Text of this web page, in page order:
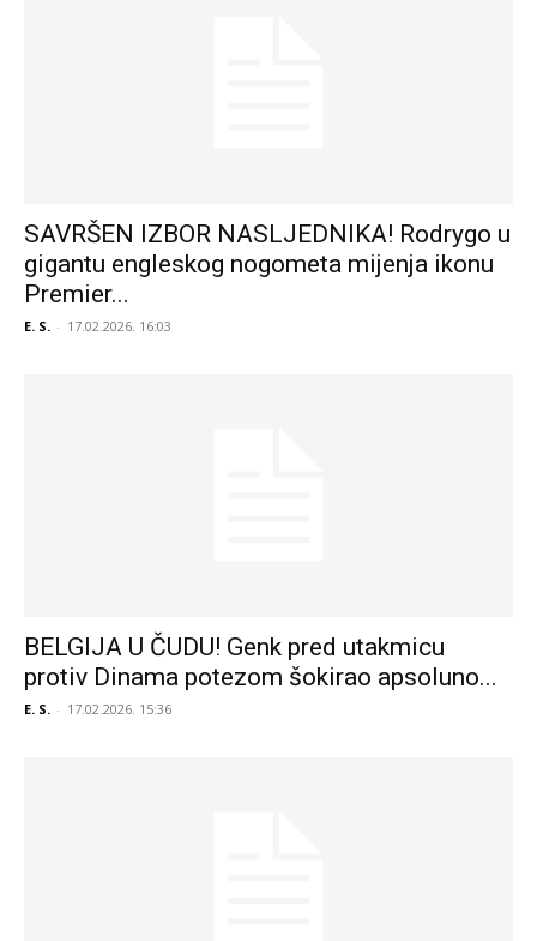
SAVRŠEN IZBOR NASLJEDNIKA! Rodrygo u
gigantu engleskog nogometa mijenja ikonu
Premier...
E. S. - 17.02.2026. 16:03
BELGIJA U ČUDU! Genk pred utakmicu
protiv Dinama potezom šokirao apsoluno...
E. S. - 17.02.2026. 15:36